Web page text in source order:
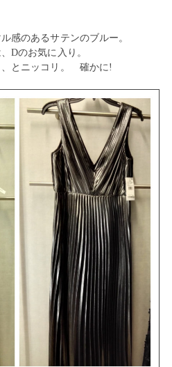
感のあるサテンのブルー。
Dのお気に入り。
、とニッコリ。 確かに!